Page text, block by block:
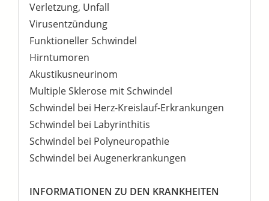
Verletzung, Unfall
Virusentzündung
Funktioneller Schwindel
Hirntumoren
Akustikusneurinom
Multiple Sklerose mit Schwindel
Schwindel bei Herz-Kreislauf-Erkrankungen
Schwindel bei Labyrinthitis
Schwindel bei Polyneuropathie
Schwindel bei Augenerkrankungen
INFORMATIONEN ZU DEN KRANKHEITEN